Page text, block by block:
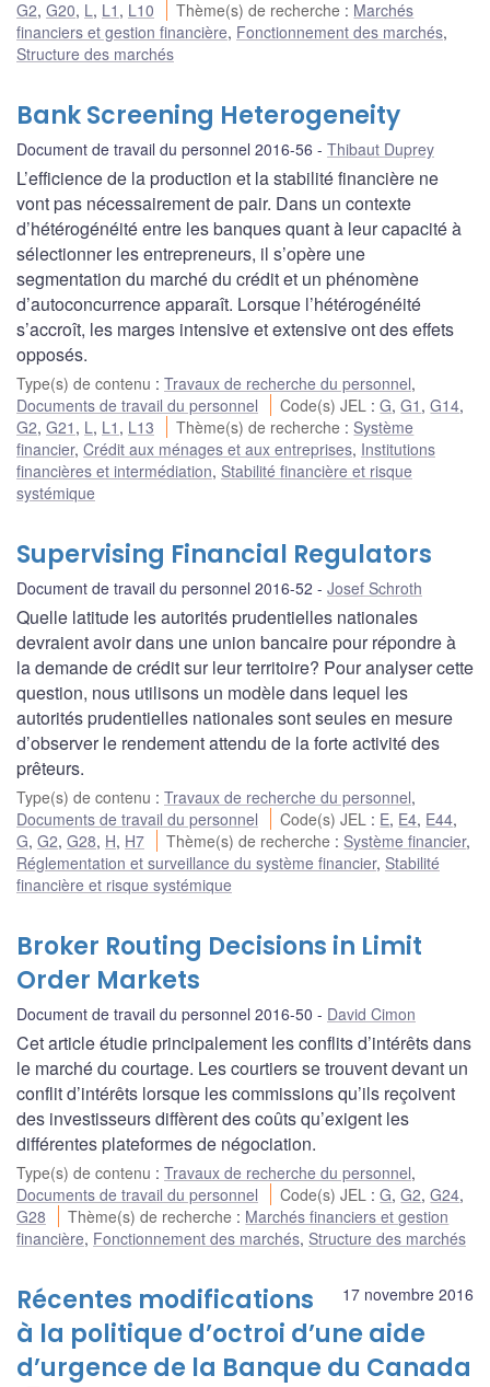
G2, G20, L, L1 , L10 Thème(s) de recherche : Marchés
financiers et gestion financière, Fonctionnement des marchés,
Structure des marchés
Bank Screening Heterogeneity
Document de travail du personnel 2016-56 Thibaut Duprey
L’efficience de la production et la stabilité financière ne
vont pas nécessairement de pair. Dans un contexte
d’hétérogénéité entre les banques quant à leur capacité à
sélectionner les entrepreneurs, il s’opère une
segmentation du marché du crédit et un phénomène
d’autoconcurrence apparaît. Lorsque l’hétérogénéité
s’accroît, les marges intensive et extensive ont des effets
opposés.
Type(s) de contenu : Travaux de recherche du personnel,
Documents de travail du personnel
Code(s) JEL :G,G1 ,G14,
G2, G21 , L, L1 , L13 Thème(s) de recherche : Système
financier, Crédit aux ménages et aux entreprises, Institutions
financières et intermédiation, Stabilité financière et risque
systémique
Supervising Financial Regulators
Document de travail du personnel 2016-52 Josef Schroth
Quelle latitude les autorités prudentielles nationales
devraient avoir dans une union bancaire pour répondre à
la demande de crédit sur leur territoire? Pour analyser cette
question, nous utilisons un modèle dans lequel les
autorités prudentielles nationales sont seules en mesure
d’observer le rendement attendu de la forte activité des
prêteurs.
Type(s) de contenu : Travaux de recherche du personnel,
Documents de travail du personnel
Code(s) JEL : E, E4, E44,
G, G2, G28, H, H7 Thème(s) de recherche : Système financier,
Réglementation et surveillance du système financier, Stabilité
financière et risque systémique
Broker Routing Decisions in Limit
Order Markets
Document de travail du personnel 2016-50 David Cimon
Cet article étudie principalement les conflits d’intérêts dans
le marché du courtage. Les courtiers se trouvent devant un
conflit d’intérêts lorsque les commissions qu’ils reçoivent
des investisseurs diffèrent des coûts qu’exigent les
différentes plateformes de négociation.
Type(s) de contenu : Travaux de recherche du personnel,
Documents de travail du personnel
Code(s) JEL :G,G2,G24,
G28
Thème(s) de recherche : Marchés financiers et gestion
financière, Fonctionnement des marchés, Structure des marchés
17 novembre 2016
Récentes modifications
à la politique d’octroi d’une aide
d’urgence de la Banque du Canada